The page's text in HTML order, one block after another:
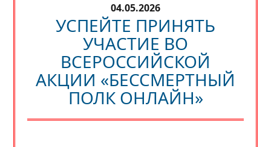
04.05.2026
УСПЕЙТЕ ПРИНЯТЬ
УЧАСТИЕ ВО
ВСЕРОССИЙСКОЙ
АКЦИИ «БЕССМЕРТНЫЙ
ПОЛК ОНЛАЙН»